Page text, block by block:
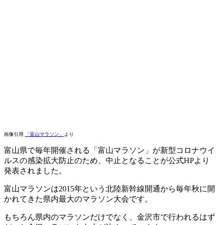
画像引用 「富山マラソン」 より
富山県で毎年開催される「富山マラソン」が新型コロナウイ
ルスの感染拡大防止のため、中止となることが公式HPより
発表されました。
富山マラソンは2015年という北陸新幹線開通から毎年秋に開
かれてきた県内最大のマラソン大会です。
もちろん県内のマラソンだけでなく、金沢市で行われるはず